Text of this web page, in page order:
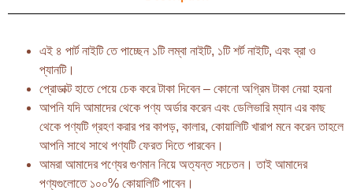
এই ৪ পার্ট নাইটি তে পাচ্ছেন ১টি লম্বা নাইটি, ১টি শর্ট নাইটি, এবং ব্রা ও
প্যানটি।
প্রোডাক্ট হাতে পেয়ে চেক করে টাকা দিবেন – কোনো অগ্রিম টাকা নেয়া হয়না
আপনি যদি আমাদের থেকে পণ্য অর্ডার করেন এবং ডেলিভারি ম্যান এর কাছ
থেকে পণ্যটি গ্রহণ করার পর কাপড়, কালার, কোয়ালিটি খারাপ মনে করেন তাহলে
আপনি সাথে সাথে পণ্যটি ফেরত দিতে পারবেন।
আমরা আমাদের পণ্যের গুণমান নিয়ে অত্যন্ত সচেতন। তাই আমাদের
পণ্যগুলোতে ১০০% কোয়ালিটি পাবেন।